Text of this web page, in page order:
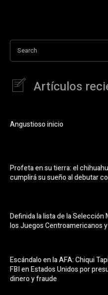
Search
Artículos
Angustioso inicio
Profeta en su tierra: el
cumplirá su sueño al debutar
Definida la lista de la Selección
los Juegos Centroamericanos
Escándalo en la AFA: Chiqui
FBI en Estados Unidos por
dinero y fraude